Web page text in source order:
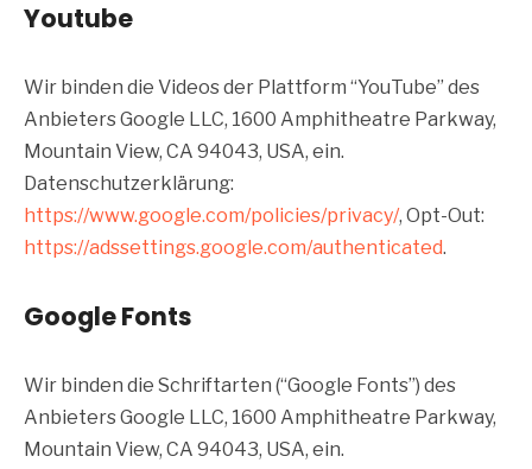
Youtube
Wir binden die Videos der Plattform “YouTube” des
Anbieters Google LLC, 1600 Amphitheatre Parkway,
Mountain View, CA 94043, USA, ein.
Datenschutzerklärung:
https://www.google.com/policies/privacy/, Opt-Out:
https://adssettings.google.com/authenticated.
Google Fonts
Wir binden die Schriftarten (“Google Fonts”) des
Anbieters Google LLC, 1600 Amphitheatre Parkway,
Mountain View, CA 94043, USA, ein.